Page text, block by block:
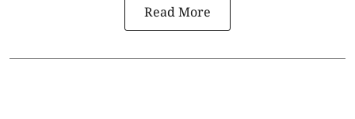
Read More